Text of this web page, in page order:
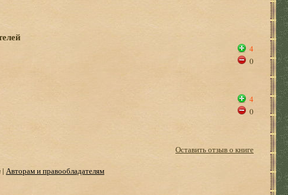
4
0
4
0
Оставить отзыв о книге
| Авторам и правообладателям